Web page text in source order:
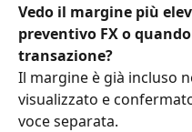
Vedo il margine più
preventivo FX o
transazione?
Il margine è già incluso
visualizzato e
voce separata.